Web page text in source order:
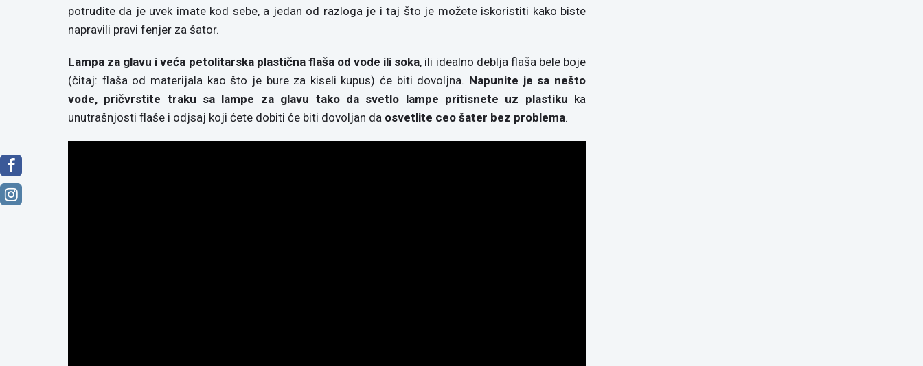
potrudite da je uvek imate kod sebe, a jedan od razloga je i taj što je možete iskoristiti kako biste
napravili pravi fenjer za šator.
Lampa za glavu i veća petolitarska plastična flaša od vode ili soka, ili idealno deblja flaša bele boje
(čitaj: flaša od materijala kao što je bure za kiseli kupus) će biti dovoljna. Napunite je sa nešto
vode, pričvrstite traku sa lampe za glavu tako da svetlo lampe pritisnete uz plastiku ka
unutrašnjosti flaše i odjsaj koji ćete dobiti će biti dovoljan da osvetlite ceo šater bez problema.